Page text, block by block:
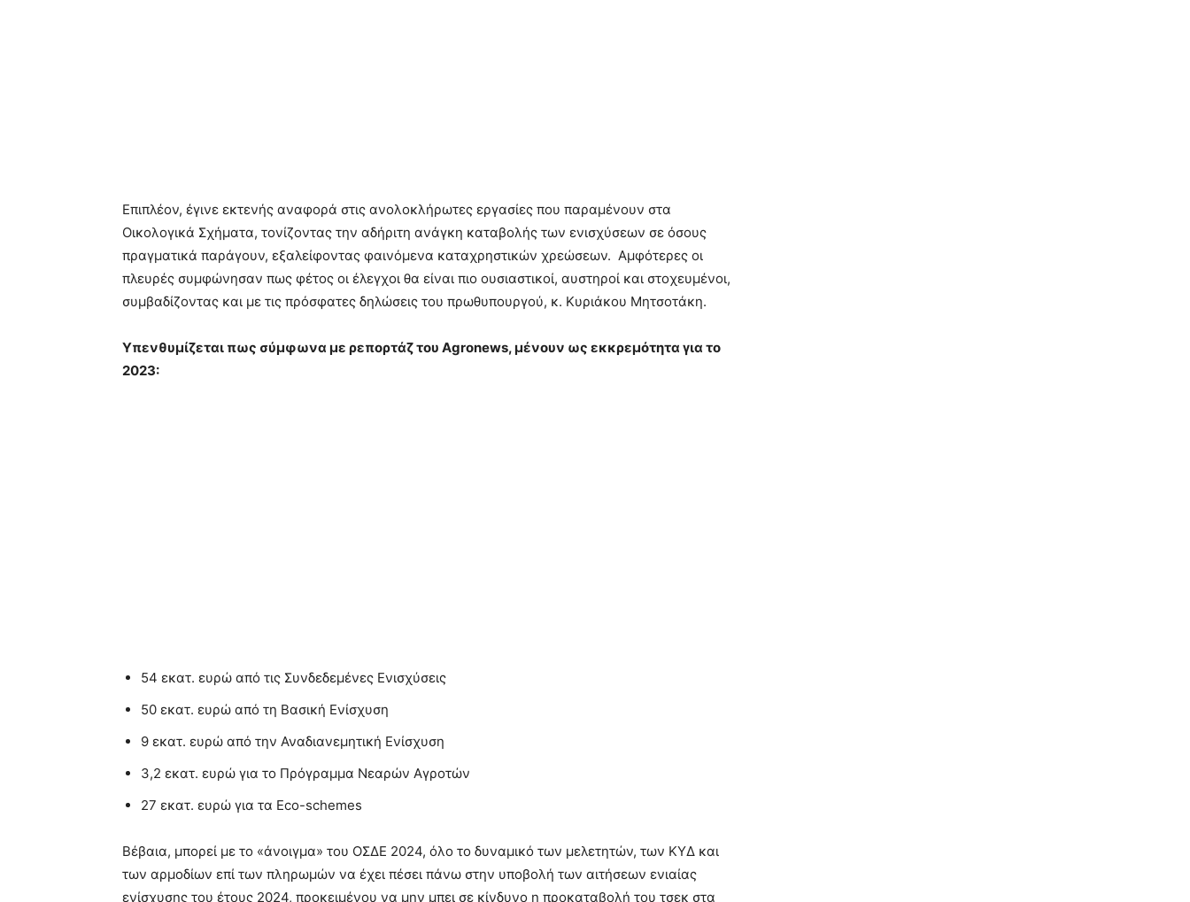
Επιπλέον, έγινε εκτενής αναφορά στις ανολοκλήρωτες εργασίες που παραμένουν στα
Οικολογικά Σχήματα, τονίζοντας την αδήριτη ανάγκη καταβολής των ενισχύσεων σε όσους
πραγματικά παράγουν, εξαλείφοντας φαινόμενα καταχρηστικών χρεώσεων. Αμφότερες οι
πλευρές συμφώνησαν πως φέτος οι έλεγχοι θα είναι πιο ουσιαστικοί, αυστηροί και στοχευμένοι,
συμβαδίζοντας και με τις πρόσφατες δηλώσεις του πρωθυπουργού, κ. Κυριάκου Μητσοτάκη.
Υπενθυμίζεται πως σύμφωνα με ρεπορτάζ του Agronews, μένουν ως εκκρεμότητα για το
2023:
54 εκατ. ευρώ από τις Συνδεδεμένες Ενισχύσεις
50 εκατ. ευρώ από τη Βασική Ενίσχυση
9 εκατ. ευρώ από την Αναδιανεμητική Ενίσχυση
3,2 εκατ. ευρώ για το Πρόγραμμα Νεαρών Αγροτών
27 εκατ. ευρώ για τα Eco-schemes
Bέβαια, μπορεί µε το «άνοιγµα» του ΟΣ∆Ε 2024, όλο το δυναµικό των µελετητών, των ΚΥ∆ και
των αρµοδίων επί των πληρωµών να έχει πέσει πάνω στην υποβολή των αιτήσεων ενιαίας
ενίσχυσης του έτους 2024, προκειµένου να µην µπει σε κίνδυνο η προκαταβολή του τσεκ στα